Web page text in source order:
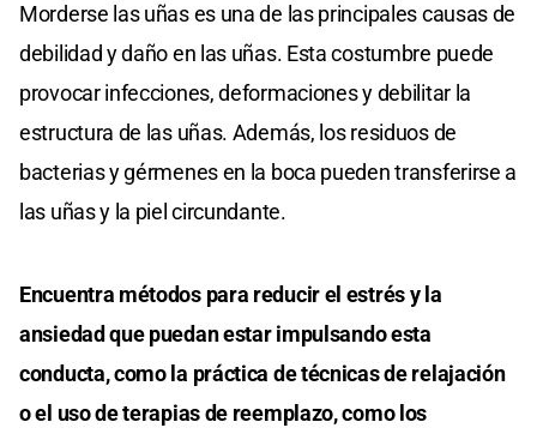
Morderse las uñas es una de las principales causas de
debilidad y daño en las uñas. Esta costumbre puede
provocar infecciones, deformaciones y debilitar la
estructura de las uñas. Además, los residuos de
bacterias y gérmenes en la boca pueden transferirse a
las uñas y la piel circundante.
Encuentra métodos para reducir el estrés y la
ansiedad que puedan estar impulsando esta
conducta, como la práctica de técnicas de relajación
o el uso de terapias de reemplazo, como los